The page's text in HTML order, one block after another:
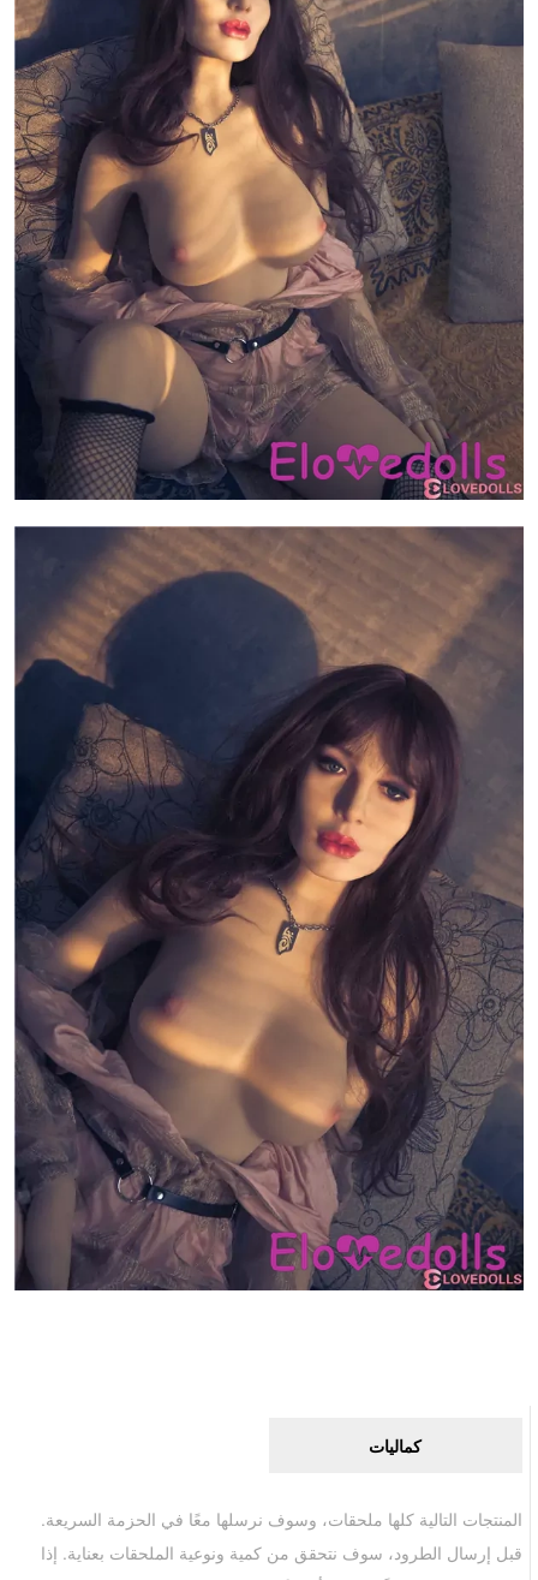
كماليات
المنتجات التالية كلها ملحقات، وسوف نرسلها معًا في الحزمة السريعة.
قبل إرسال الطرود، سوف نتحقق من كمية ونوعية الملحقات بعناية. إذا